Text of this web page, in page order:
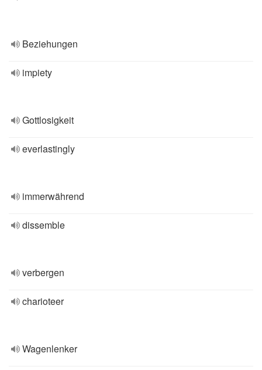
Beziehungen
impiety
Gottlosigkeit
everlastingly
immerwährend
dissemble
verbergen
charioteer
Wagenlenker